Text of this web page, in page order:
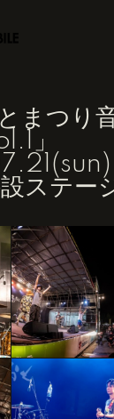
ログイン
まつり
」
ステー